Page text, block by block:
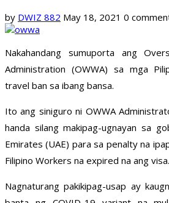
by DWIZ 882 May 18, 2021 0
Nakahandang sumuporta ang
Administration (OWWA) sa mga
travel ban sa ibang bansa.
Ito ang siniguro ni OWWA
handa silang makipag-ugnayan sa
Emirates (UAE) para sa penalty na
Filipino Workers na expired na ang visa.
Nagnaturang pakikipag-usap ay